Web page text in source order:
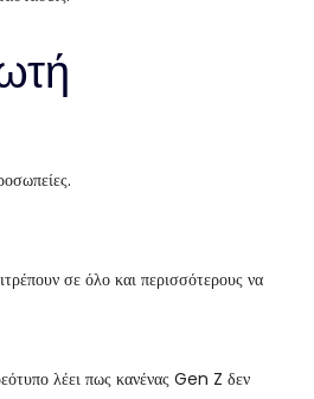
σε όλο και περισσότερους να
λέει πως κανένας Gen Z δεν